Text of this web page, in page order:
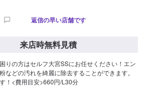
返信の早い店舗です
来店時無料見積
りの方はセルフ大宮SSにお任せください！エン
などの汚れを綺麗に除去することができます。
！<費用目安>660円/L30分